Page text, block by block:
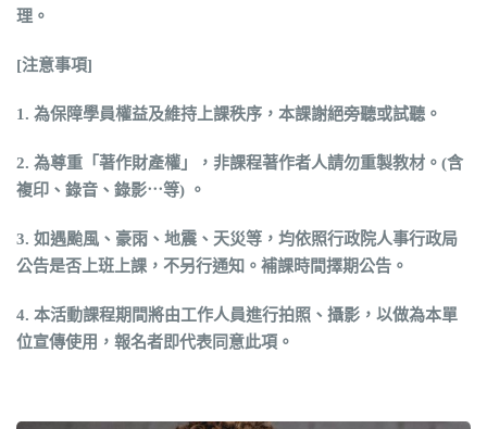
理。
[注意事項]
1. 為保障學員權益及維持上課秩序，本課謝絕旁聽或試聽。
2. 為尊重「著作財產權」，非課程著作者人請勿重製教材。 (含
複印、錄音、錄影⋯等) 。
3. 如遇颱風、豪雨、地震、天災等，均依照行政院人事行政局
公告是否上班上課，不另行通知。補課時間擇期公告。
4. 本活動課程期間將由工作人員進行拍照、攝影，以做為本單
位宣傳使用，報名者即代表同意此項。